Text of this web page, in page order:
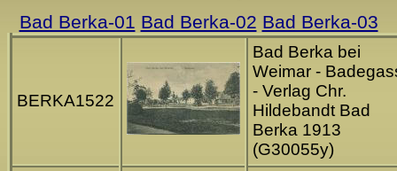
Bad Berka-01 Bad Berka-02 Bad Berka-03
BERKA1522
Bad Berka bei
Weimar -
- Verlag Chr.
Hildebandt Bad
Berka 1913
(G30055y)